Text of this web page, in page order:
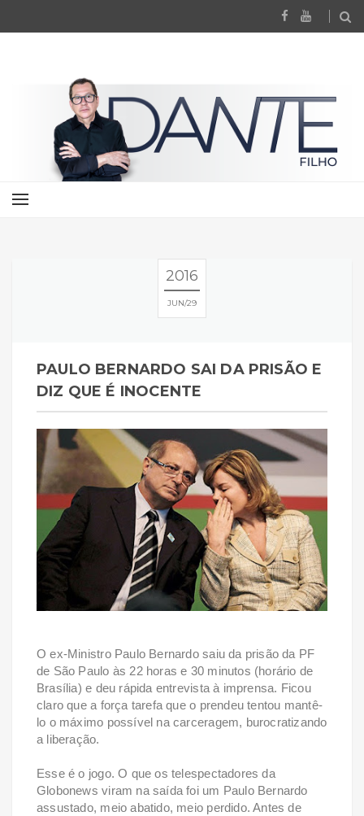
2016
JUN 29
PAULO BERNARDO SAI DA PRISÃO E
DIZ QUE É INOCENTE
O ex-Ministro Paulo Bernardo saiu da prisão da PF
de São Paulo às 22 horas e 30 minutos (horário de
Brasília) e deu rápida entrevista à imprensa. Ficou
claro que a força tarefa que o prendeu tentou mantê-
lo o máximo possível na carceragem, burocratizando
a liberação.
Esse é o jogo. O que os telespectadores da
Globonews viram na saída foi um Paulo Bernardo
assustado, meio abatido, meio perdido. Antes de